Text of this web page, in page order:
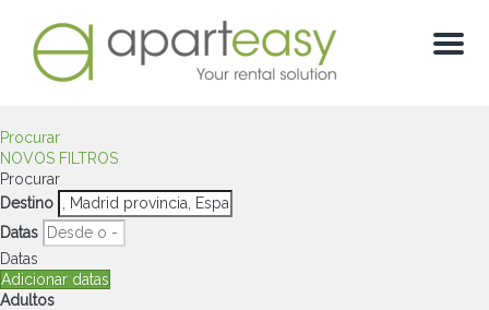
Menú
Procurar
NOVOS FILTROS
Procurar
Destino
Datas
Datas
Adicionar datas
Adultos